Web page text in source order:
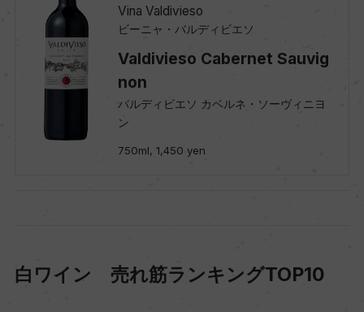
Vina Valdivieso
ビーニャ・バルディビエソ
Valdivieso Cabernet Sauvig
non
バルディビエソ カベルネ・ソーヴィニヨ
ン
750ml, 1,450 yen
白ワイン 売れ筋ランキングTOP10